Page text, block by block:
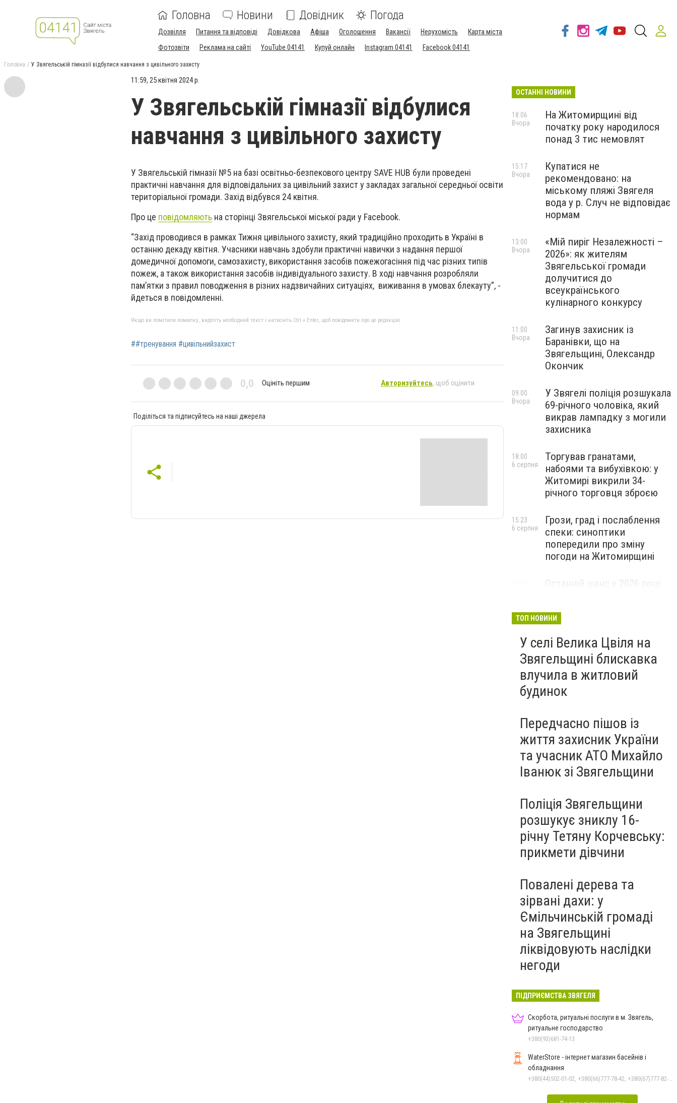
Головна Новини Довідник Погода
Дозвілля Питання та відповіді Довідкова Афіша Оголошення Вакансії Нерухомість
Карта міста
Фотозвіти
Реклама на сайті YouTube 04141 Купуй онлайн Instagram 04141 Facebook 04141
Головна У Звягельській гімназії відбулися навчання з цивільного захисту
11:59, 25 квітня 2024 р.
У Звягельській гімназії відбулися
навчання з цивільного захисту
У Звягельській гімназії №5 на базі освітньо-безпекового центру SAVE HUB були проведені
практичні навчання для відповідальних за цивільний захист у закладах загальної середньої освіти
територіальної громади. Захід відбувся 24 квітня.
Про це повідомляють на сторінці Звягельської міської ради у Facebook.
“Захід проводився в рамках Тижня цивільного захисту, який традиційно проходить в Україні в
останню декаду квітня. Учасники навчань здобули практичні навички з надання першої
домедичної допомоги, самозахисту, використання засобів пожежогасіння під час різних типів
пожеж, а також використання засобів індивідуального захисту. В ході навчання розробляли
пам’ятки з правил поводження в різних надзвичайних ситуаціях, виживання в умовах блекауту”, -
йдеться в повідомленні.
Якщо ви помітили помилку, виділіть необхідний текст і натисніть Ctrl + Enter, щоб повідомити про це редакцію
##тренування #цивільнийзахист
0,0 Оцініть першим Авторизуйтесь, щоб оцінити
Поділіться та підписуйтесь на наші джерела
ОСТАННІ НОВИНИ
На Житомирщині від
початку року народилося
понад 3 тис немовлят
18:06
Вчора
Купатися не
рекомендовано: на
міському пляжі Звягеля
вода у р. Случ не відповідає
нормам
15:17
Вчора
«Мій пиріг Незалежності –
2026»: як жителям
Звягельської громади
долучитися до
всеукраїнського
кулінарного конкурсу
13:00
Вчора
Загинув захисник із
Баранівки, що на
Звягельщині, Олександр
Окончик
11:00
Вчора
У Звягелі поліція розшукала
69-річного чоловіка, який
викрав лампадку з могили
захисника
09:00
Вчора
Торгував гранатами,
набоями та вибухівкою: у
Житомирі викрили 34-
річного торговця зброєю
18:00
6 серпня
Грози, град і послаблення
спеки: синоптики
попередили про зміну
погоди на Житомирщині
15:23
6 серпня
Останній шанс у 2026 році:
майбутніх водійок автобусів
ТОП НОВИНИ
У селі Велика Цвіля на
Звягельщині блискавка
влучила в житловий
будинок
Передчасно пішов із
життя захисник України
та учасник АТО Михайло
Іванюк зі Звягельщини
Поліція Звягельщини
розшукує зниклу 16-
річну Тетяну Корчевську:
прикмети дівчини
Повалені дерева та
зірвані дахи: у
Ємільчинській громаді
на Звягельщині
ліквідовують наслідки
негоди
ПІДПРИЄМСТВА ЗВЯГЕЛЯ
Скорбота, ритуальні послуги в м. Звягель,
ритуальне господарство
+380(93)681-74-13
WaterStore - інтернет магазин басейнів і
обладнання
+380(44)502-01-02, +380(66)777-78-42, +380(67)777-82-19, +380(67)890-80-80, +380(73)890-80-80, +380(44)502-01-03